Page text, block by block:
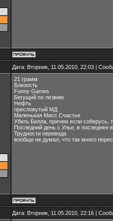
Дата: Вторник, 11.05.2010, 22:03 |
21 грамм
Близость
Funny Games
Бегущий по лезвию
Нефть
пресловутый МД
Маленькая Мисс Счастье
Убить Билла, причем если соберусь,
Последний день с Улье, в последнее
Трудности перевода
вообще не думал, что так много
Дата: Вторник, 11.05.2010, 22:16 |